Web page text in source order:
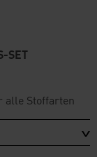
SET
alle Stoffarten